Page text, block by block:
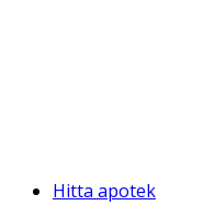
Hitta apotek